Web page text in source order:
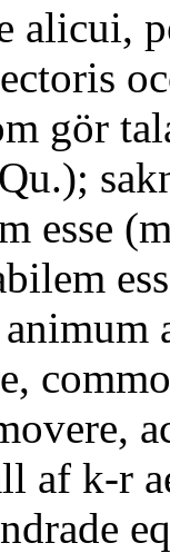
alicui,
gör
esse
af k-r